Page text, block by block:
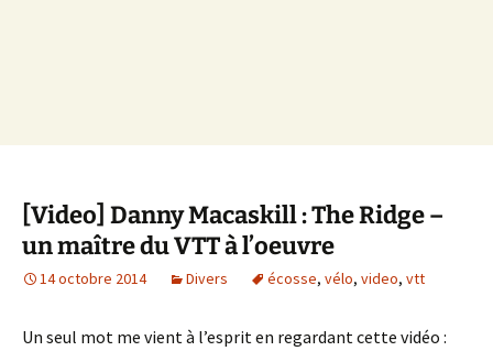
[Video] Danny Macaskill : The Ridge –
un maître du VTT à l’oeuvre
14 octobre 2014 Divers écosse, vélo, video, vtt
Un seul mot me vient à l’esprit en regardant cette vidéo :